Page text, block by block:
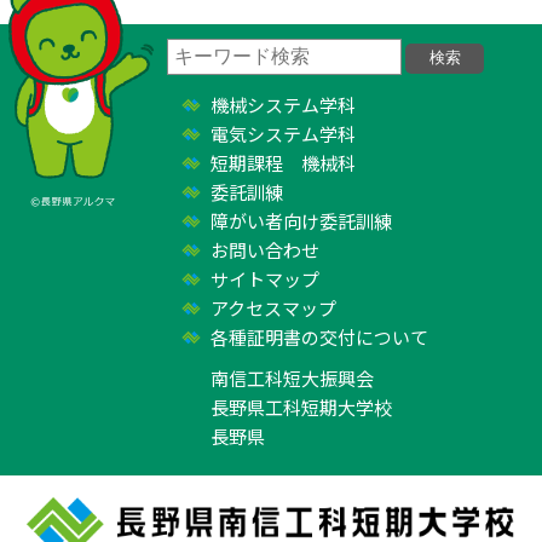
機械システム学科
電気システム学科
短期課程 機械科
委託訓練
障がい者向け委託訓練
お問い合わせ
サイトマップ
アクセスマップ
各種証明書の交付について
南信工科短大振興会
長野県工科短期大学校
長野県